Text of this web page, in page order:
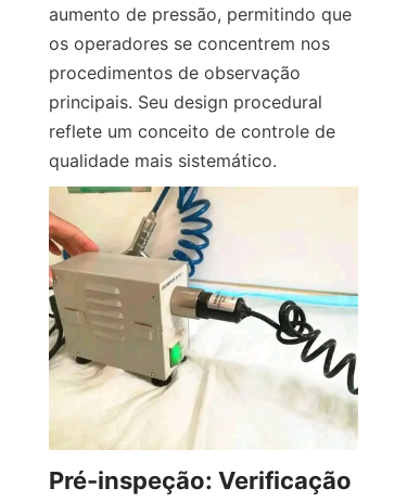
aumento de pressão, permitindo que
os operadores se concentrem nos
procedimentos de observação
principais. Seu design procedural
reflete um conceito de controle de
qualidade mais sistemático.
Pré-inspeção: Verificação